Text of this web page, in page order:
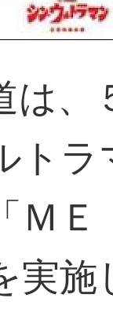
、
ト
Ｍ
実